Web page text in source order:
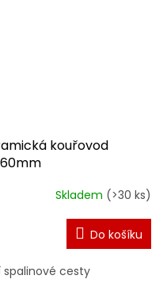
kouřovod
Skladem (>30 ks)
Do košíku
spalinové cesty